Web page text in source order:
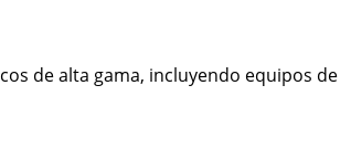
de alta gama, incluyendo equipos de